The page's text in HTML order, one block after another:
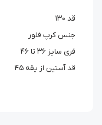
قد ۱۳۰
جنس کرپ فلور
فری سایز ۳۶ تا ۴۶
قد آستین از یقه ۴۵